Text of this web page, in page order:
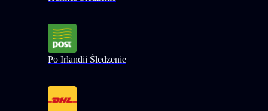
Po Irlandii Śledzenie